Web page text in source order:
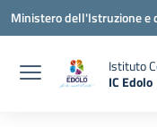
Vai ai contenuti
Vai al menu di navigazione
Vai al footer
Ministero dell'Istruzione e
Istituto
IC Edolo